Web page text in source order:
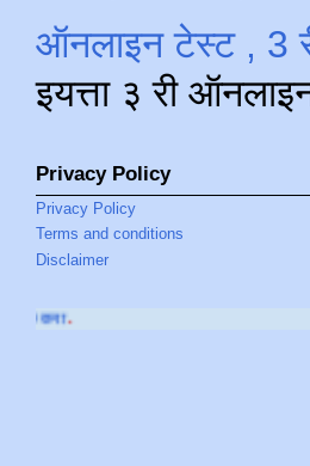
ऑनलाइन टेस्ट , 3
इयत्ता ३ री
Privacy Policy
Privacy Policy
Terms and conditions
Disclaimer